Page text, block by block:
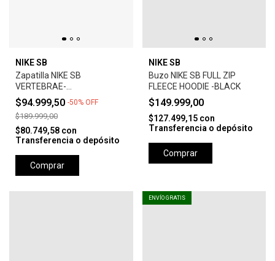
NIKE SB
Zapatilla NIKE SB
VERTEBRAE-
ADOBE/EARTH/NOBLE
RED/MELON TINT
$94.999,50 -50% OFF
$189.999,00
$80.749,58 con
Transferencia o depósito
Comprar
NIKE SB
Buzo NIKE SB FULL ZIP
FLEECE HOODIE -BLACK
$149.999,00
$127.499,15 con
Transferencia o depósito
Comprar
ENVÍO GRATIS